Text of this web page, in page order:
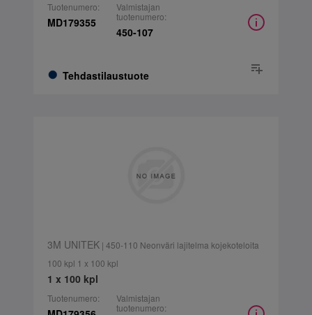
Tuotenumero:
MD179355
Tehdastilaustuote
Valmistajan
tuotenumero:
450-107
3M UNITEK| 450-110 Neonväri lajitelma kojekoteloita
100 kpl 1 x 100 kpl
1 x 100 kpl
Tuotenumero:
Valmistajan
tuotenumero: